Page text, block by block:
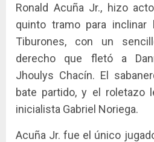
Ronald Acuña Jr., hizo
quinto tramo para inclinar
Tiburones, con un
derecho que fletó a
Jhoulys Chacín. El
bate partido, y el roletazo
inicialista Gabriel Noriega.
Acuña Jr. fue el único